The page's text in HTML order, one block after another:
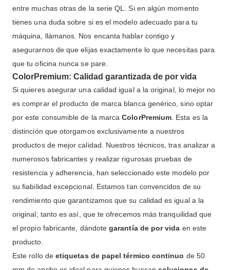
entre muchas otras de la serie QL. Si en algún momento
tienes una duda sobre si es el modelo adecuado para tu
máquina, llámanos. Nos encanta hablar contigo y
asegurarnos de que elijas exactamente lo que necesitas para
que tu oficina nunca se pare.
ColorPremium: Calidad garantizada de por vida
Si quieres asegurar una calidad igual a la original, lo mejor no
es comprar el producto de marca blanca genérico, sino optar
por este consumible de la marcaColorPremium. Esta es la
distinción que otorgamos exclusivamente a nuestros
productos de mejor calidad. Nuestros técnicos, tras analizar a
numerosos fabricantes y realizar rigurosas pruebas de
resistencia y adherencia, han seleccionado este modelo por
su fiabilidad excepcional. Estamos tan convencidos de su
rendimiento que garantizamos que su calidad es igual a la
original; tanto es así, que te ofrecemos más tranquilidad que
el propio fabricante, dándotegarantía de por vida en este
producto.
Este rollo de etiquetas de papel térmico continuo de 50